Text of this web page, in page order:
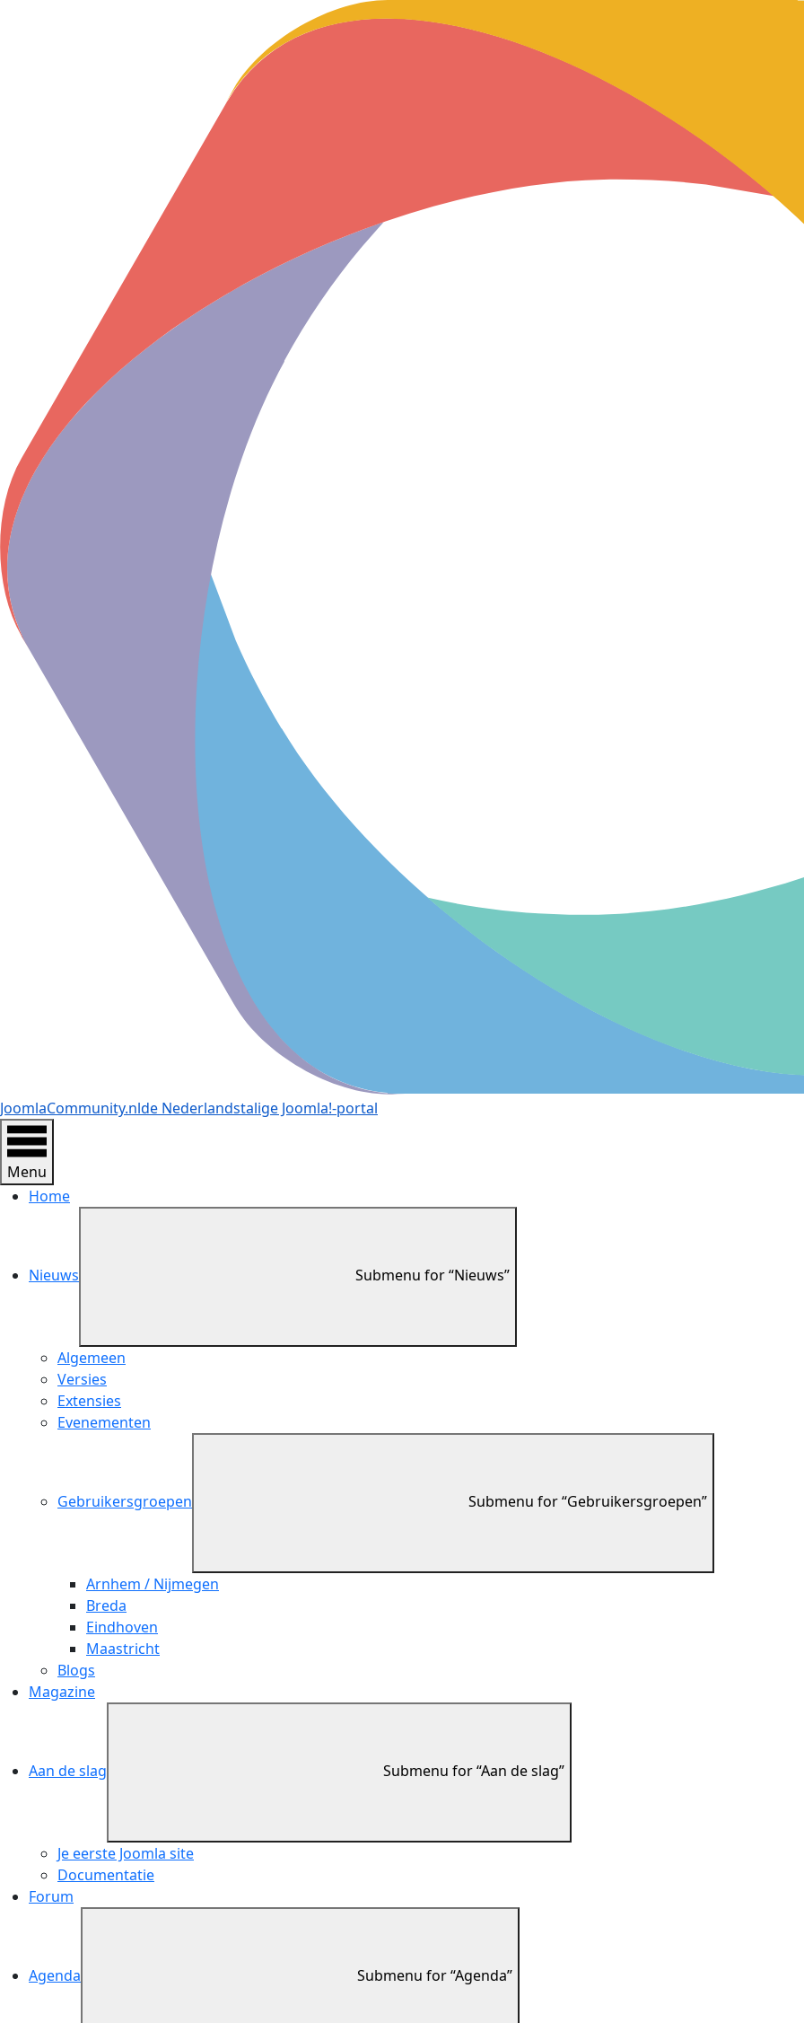
JoomlaCommunity.nlde Nederlandstalige Joomla!-portal
Menu
Home
Nieuws Submenu for “Nieuws”
Algemeen
Versies
Extensies
Evenementen
Gebruikersgroepen Submenu for “Gebruikersgroepen”
Arnhem / Nijmegen
Breda
Eindhoven
Maastricht
Blogs
Magazine
Aan de slag Submenu for “Aan de slag”
Je eerste Joomla site
Documentatie
Forum
Agenda Submenu for “Agenda”